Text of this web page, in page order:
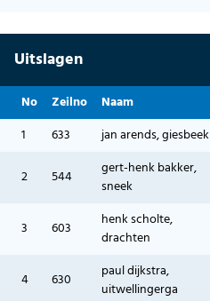
Uitslagen
No Zeilno Naam
1
633 jan arends, giesbeek
2 544
gert-henk bakker,
sneek
3 603
henk scholte,
drachten
4 630
paul dijkstra,
uitwellingerga